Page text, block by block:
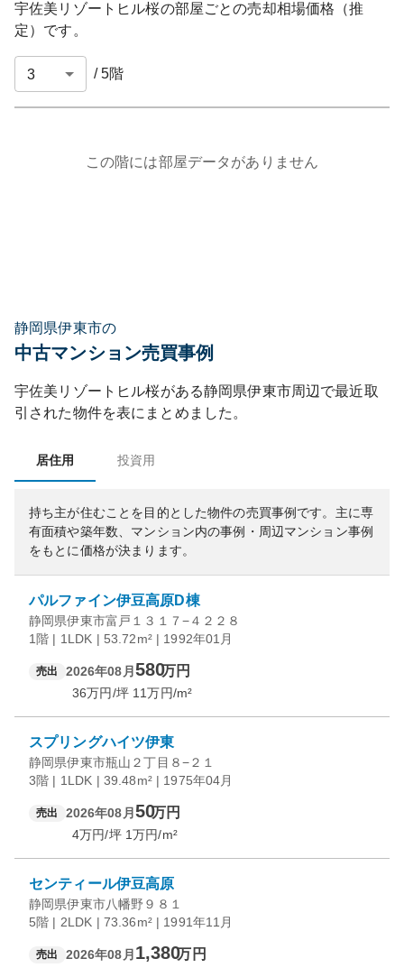
宇佐美リゾートヒル桜の部屋ごとの売却相場価格（推
定）です。
/5階
この階には部屋データがありません
静岡県伊東市の
中古マンション売買事例
宇佐美リゾートヒル桜がある静岡県伊東市周辺で最近取
引された物件を表にまとめました。
居住用 投資用
持ち主が住むことを目的とした物件の売買事例です。 主に専
有面積や築年数、マンション内の事例・周辺マンション事例
をもとに価格が決まります。
パルファイン伊豆高原D棟
静岡県伊東市富戸１３１７−４２２８
1階 | 1LDK | 53.72m² | 1992年01月
売出 2026年08月 580万円
36万円/坪 11万円/m²
スプリングハイツ伊東
静岡県伊東市瓶山２丁目８−２１
3階 | 1LDK | 39.48m² | 1975年04月
売出 2026年08月 50万円
4万円/坪 1万円/m²
センティール伊豆高原
静岡県伊東市八幡野９８１
5階 | 2LDK | 73.36m² | 1991年11月
売出 2026年08月 1,380万円